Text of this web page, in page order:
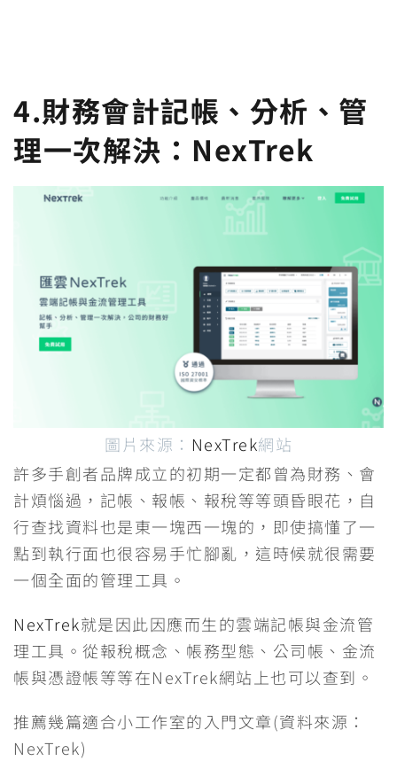
4.財務會計記帳、分析、管
理一次解決： NexTrek
圖片來源： NexTrek網站
許多手創者品牌成立的初期一定都曾為財務、會
計煩惱過，記帳、報帳、報稅等等頭昏眼花，自
行查找資料也是東一塊西一塊的，即使搞懂了一
點到執行面也很容易手忙腳亂，這時候就很需要
一個全面的管理工具。
NexTrek就是因此因應而生的雲端記帳與金流管
理工具。從報稅概念、帳務型態、公司帳、金流
帳與憑證帳等等在NexTrek網站上也可以查到。
推薦幾篇適合小工作室的入門文章(資料來源：
NexTrek)